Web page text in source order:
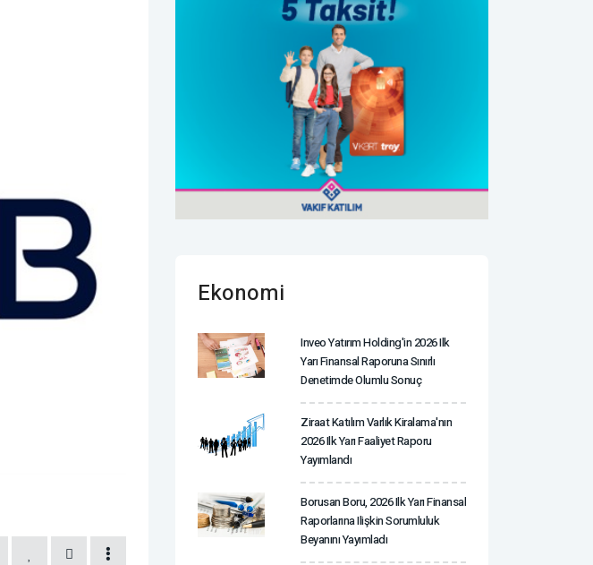
Ekonomi
Inveo Yatırım Holding'in 2026 Ilk
Yarı Finansal Raporuna Sınırlı
Denetimde Olumlu Sonuç
Ziraat Katılım Varlık Kiralama'nın
2026 Ilk Yarı Faaliyet Raporu
Yayımlandı
Borusan Boru, 2026 Ilk Yarı Finansal
Raporlarına Ilişkin Sorumluluk
Beyanını Yayımladı